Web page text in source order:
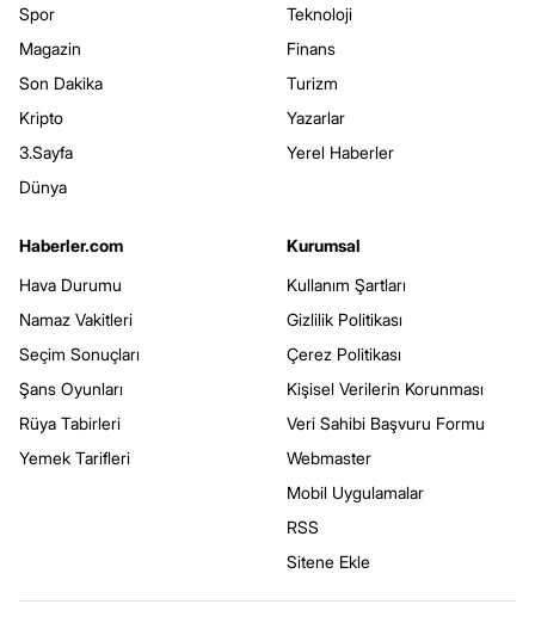
Spor
Magazin
Son Dakika
Kripto
3.Sayfa
Dünya
Teknoloji
Finans
Turizm
Yazarlar
Yerel Haberler
Haberler.com
Hava Durumu
Namaz Vakitleri
Seçim Sonuçları
Şans Oyunları
Rüya Tabirleri
Yemek Tarifleri
Kurumsal
Kullanım Şartları
Gizlilik Politikası
Çerez Politikası
Kişisel Verilerin Korunması
Veri Sahibi Başvuru Formu
Webmaster
Mobil Uygulamalar
RSS
Sitene Ekle